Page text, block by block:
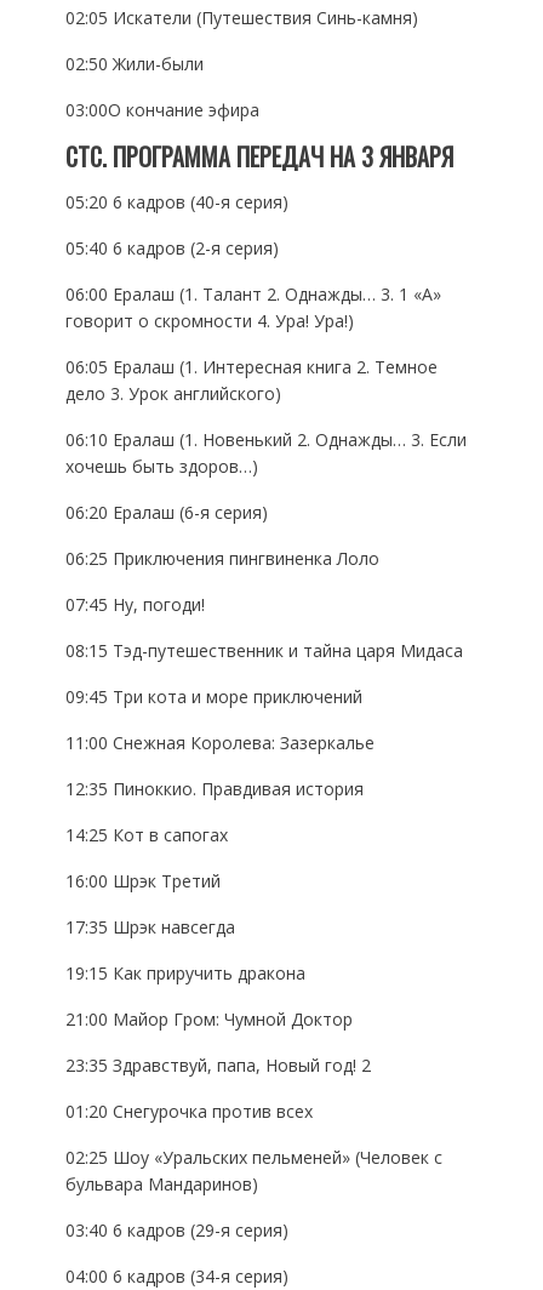
02:05 Искатели (Путешествия Синь-камня)
02:50 Жили-были
03:00О кончание эфира
СТС. ПРОГРАММА ПЕРЕДАЧ НА 3 ЯНВАРЯ
05:20 6 кадров (40-я серия)
05:40 6 кадров (2-я серия)
06:00 Ералаш (1. Талант 2. Однажды… 3. 1 «А»
говорит о скромности 4. Ура! Ура!)
06:05 Ералаш (1. Интересная книга 2. Темное
дело 3. Урок английского)
06:10 Ералаш (1. Новенький 2. Однажды… 3. Если
хочешь быть здоров…)
06:20 Ералаш (6-я серия)
06:25 Приключения пингвиненка Лоло
07:45 Ну, погоди!
08:15 Тэд-путешественник и тайна царя Мидаса
09:45 Три кота и море приключений
11:00 Снежная Королева: Зазеркалье
12:35 Пиноккио. Правдивая история
14:25 Кот в сапогах
16:00 Шрэк Третий
17:35 Шрэк навсегда
19:15 Как приручить дракона
21:00 Майор Гром: Чумной Доктор
23:35 Здравствуй, папа, Новый год! 2
01:20 Снегурочка против всех
02:25 Шоу «Уральских пельменей» (Человек с
бульвара Мандаринов)
03:40 6 кадров (29-я серия)
04:00 6 кадров (34-я серия)